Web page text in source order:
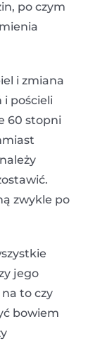
po czym
i zmiana
i pościeli
60 stopni
zwykle po
jego
to czy
bowiem